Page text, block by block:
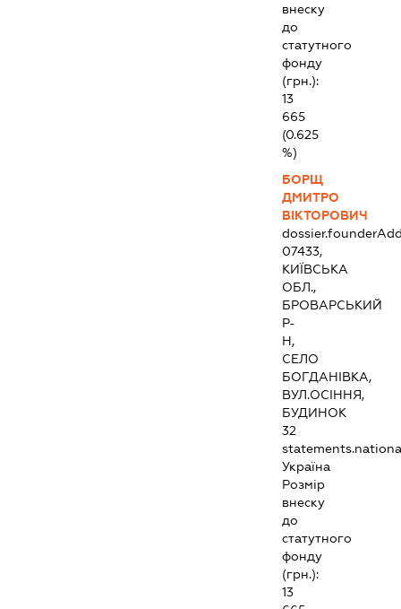
внеску
до
статутного
фонду
(грн.):
13
665
(0.625
%)
БОРЩ
ДМИТРО
ВІКТОРОВИЧ
07433,
КИЇВСЬКА
ОБЛ.,
БРОВАРСЬКИЙ
Р-
Н,
СЕЛО
БОГДАНІВКА,
ВУЛ.ОСІННЯ,
БУДИНОК
32
Україна
Розмір
внеску
до
статутного
фонду
(грн.):
13